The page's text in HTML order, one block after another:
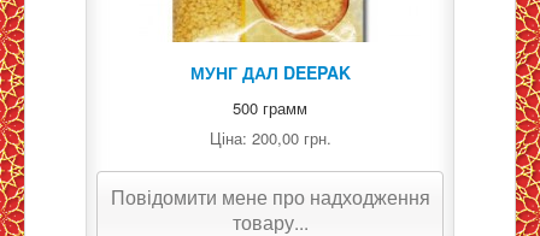
МУНГ ДАЛ DEEPAK
500 грамм
Ціна: 200,00 грн.
Повідомити мене про надходження
товару...